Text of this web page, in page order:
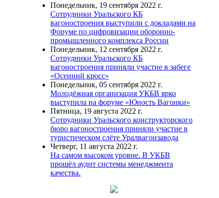
Понедельник, 19 сентября 2022 г.
Сотрудники Уральского КБ
вагоностроения выступили с докладами на
Форуме по цифровизации оборонно-
промышленного комплекса России
Понедельник, 12 сентября 2022 г.
Сотрудники Уральского КБ
вагоностроения приняли участие в забеге
«Осенний кросс»
Понедельник, 05 сентября 2022 г.
Молодёжная организация УКБВ ярко
выступила на форуме «Юность Вагонки»
Пятница, 19 августа 2022 г.
Сотрудники Уральского конструкторского
бюро вагоностроения приняли участие в
туристическом слёте Уралвагонзавода
Четверг, 11 августа 2022 г.
На самом высоком уровне. В УКБВ
прошёл аудит системы менеджмента
качества.